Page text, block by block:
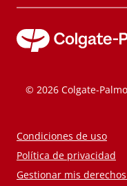
© 2026 Colgate-
Condiciones de uso
Política de privacidad
Gestionar mis